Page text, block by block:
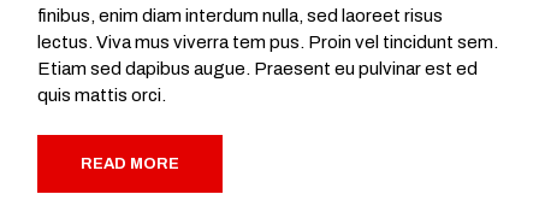
finibus, enim diam interdum nulla, sed laoreet risus
lectus. Viva mus viverra tem pus. Proin vel tincidunt sem.
Etiam sed dapibus augue. Praesent eu pulvinar est ed
quis mattis orci.
READ MORE